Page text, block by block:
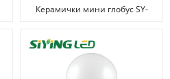
Керамички мини глобус SY-